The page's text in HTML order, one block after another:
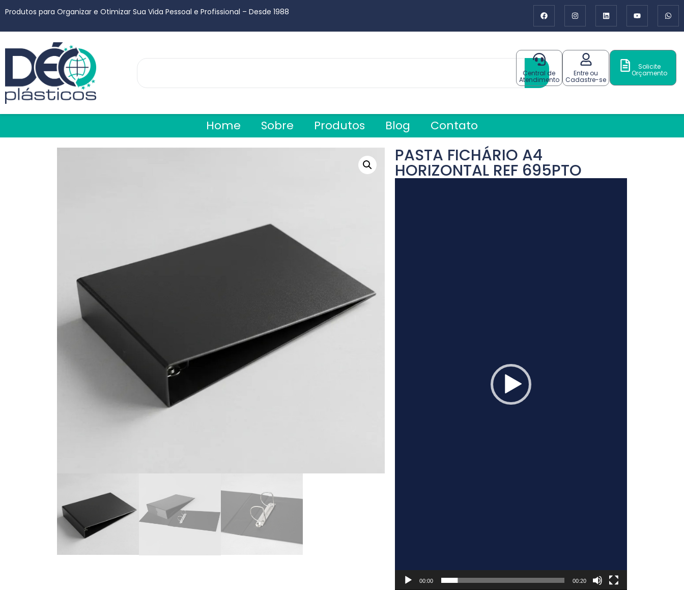
Produtos para Organizar e Otimizar Sua Vida Pessoal e Profissional – Desde 1988
Central de
Atendimento
Entre ou
Cadastre-se
Solicite
Orçamento
Home Sobre Produtos Blog Contato
PASTA FICHÁRIO A4
HORIZONTAL REF 695PTO
00:00 00:20